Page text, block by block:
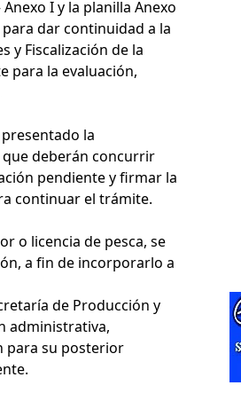
I y la planilla Anexo
dar continuidad a la
y Fiscalización de la
para la evaluación,
la
deberán concurrir
pendiente y firmar la
continuar el trámite.
o licencia de pesca, se
a fin de incorporarlo a
de Producción y
administrativa,
para su posterior